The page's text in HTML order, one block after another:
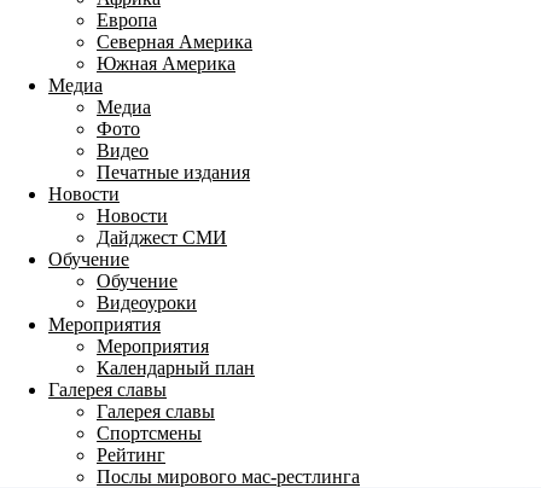
Европа
Северная Америка
Южная Америка
Медиа
Медиа
Фото
Видео
Печатные издания
Новости
Новости
Дайджест СМИ
Обучение
Обучение
Видеоуроки
Мероприятия
Мероприятия
Календарный план
Галерея славы
Галерея славы
Спортсмены
Рейтинг
Послы мирового мас-рестлинга